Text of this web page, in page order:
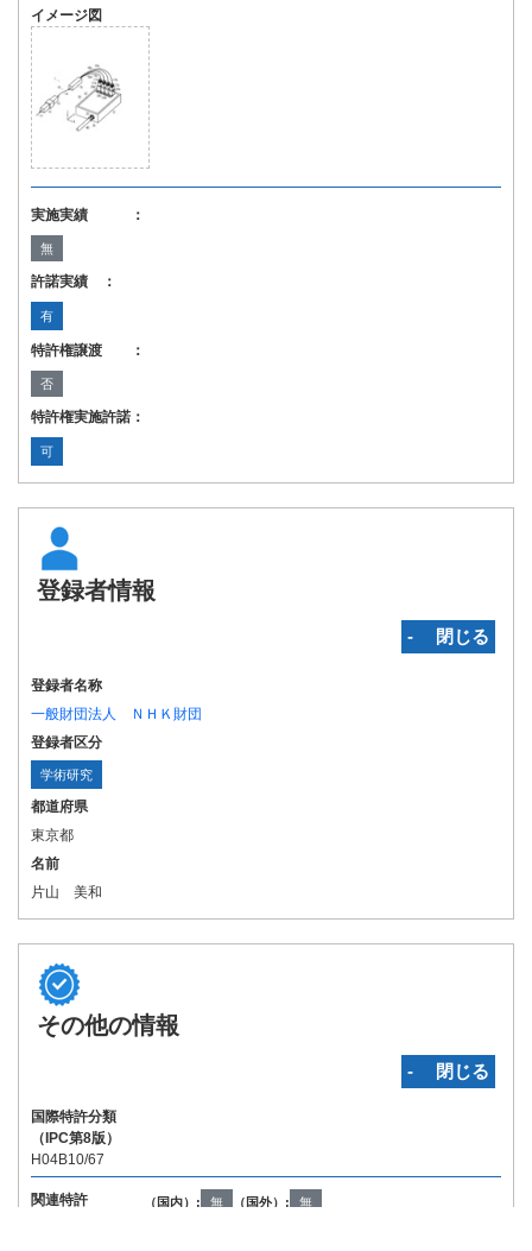
イメージ図
実施実績 ：
無
許諾実績 ：
有
特許権譲渡 ：
否
特許権実施許諾：
可
登録者情報
‐ 閉じる
登録者名称
一般財団法人 ＮＨＫ財団
登録者区分
学術研究
都道府県
東京都
名前
片山 美和
その他の情報
‐ 閉じる
国際特許分類
（IPC第8版）
H04B10/67
関連特許 （国内）: 無 （国外）: 無